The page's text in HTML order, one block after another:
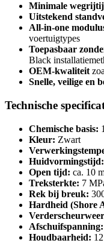
Minimale
Uitstekend
All-in-one
voertuigtypes
Toepasbaar
Black
OEM-kwaliteit
Snelle, veilige en
Technische
Chemische basis:
Kleur: Zwart
Huidvormingstijd:
Open tijd: ca. 10
Treksterkte: 7
Rek bij breuk:
Hardheid (Shore
Afschuifspanning:
Houdbaarheid: